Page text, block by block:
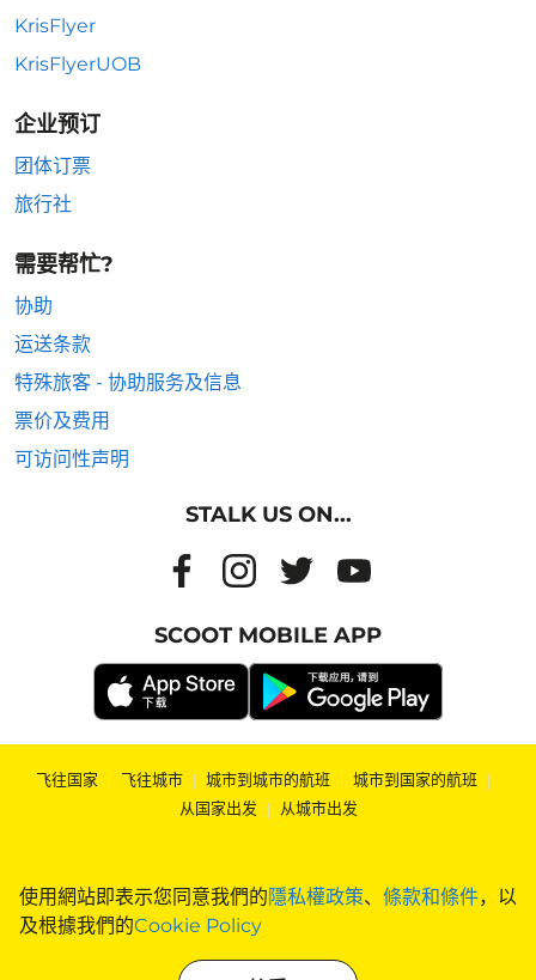
使用網站即表示您同意我們的隱私權政策、 條款和條件，以
及根據我們的Cookie Policy
KrisFlyer
KrisFlyerUOB
企业预订
团体订票
旅行社
需要帮忙?
协助
运送条款
特殊旅客 - 协助服务及信息
票价及费用
可访问性声明
STALK US ON...
SCOOT MOBILE APP
飞往国家 | 飞往城市 | 城市到城市的航班 | 城市到国家的航班 |
从国家出发 | 从城市出发